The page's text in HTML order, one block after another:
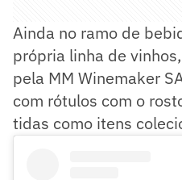
Ainda no ramo de
própria linha de
pela MM Winemaker
com rótulos com o
tidas como itens